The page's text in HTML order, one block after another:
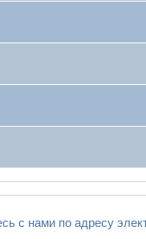
с нами по адресу